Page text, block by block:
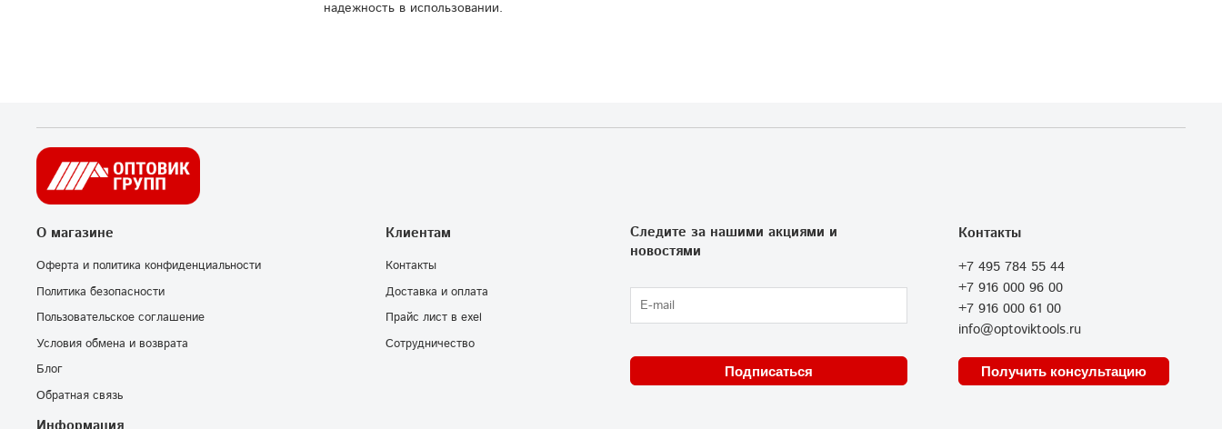
надежность в использовании.
О магазине
Оферта и политика конфиденциальности
Политика безопасности
Пользовательское соглашение
Условия обмена и возврата
Блог
Обратная связь
Клиентам
Контакты
Доставка и оплата
Прайс лист в exel
Сотрудничество
Контакты
+7 495 784 55 44
+7 916 000 96 00
+7 916 000 61 00
info@optoviktools.ru
Получить консультацию
Следите за нашими акциями и
новостями
Подписаться